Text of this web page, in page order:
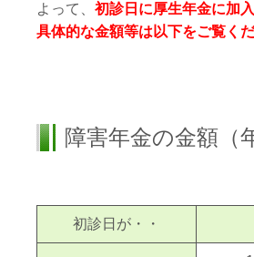
よって、 初診日に厚生年金に加
具体的な金額等は以下をご覧くだ
障害年金の金額（
初診日が・・